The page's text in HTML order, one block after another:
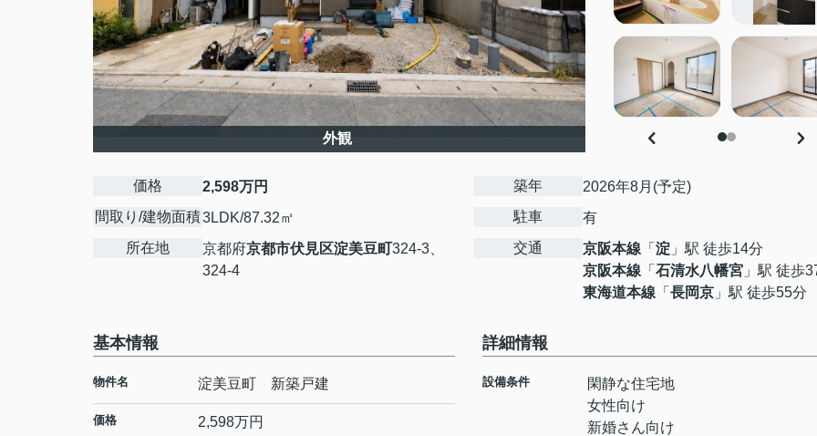
外観
価格
2,598万円
間取り/建物面積3LDK/87.32㎡
所在地
京都府京都市伏見区淀美豆町324-3、
324-4
築年
2026年8月(予定)
駐車
有
交通
京阪本線 「 淀 」駅 徒歩14分
京阪本線 「 石清水八幡宮 」駅 徒歩
東海道本線 「 長岡京 」駅 徒歩55分
基本情報
物件名 淀美豆町 新築戸建
価格 2,598万円
詳細情報
設備条件
閑静な住宅地
女性向け
新婚さん向け